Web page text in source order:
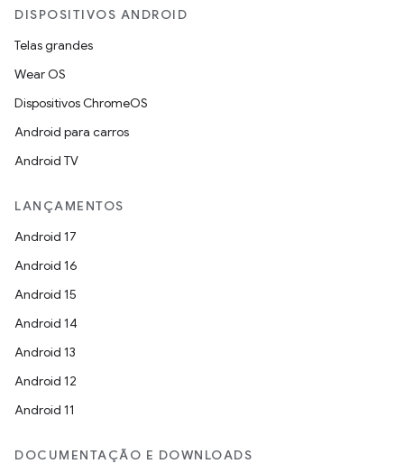
DISPOSITIVOS ANDROID
Telas grandes
Wear OS
Dispositivos ChromeOS
Android para carros
Android TV
LANÇAMENTOS
Android 17
Android 16
Android 15
Android 14
Android 13
Android 12
Android 11
DOCUMENTAÇÃO E DOWNLOADS